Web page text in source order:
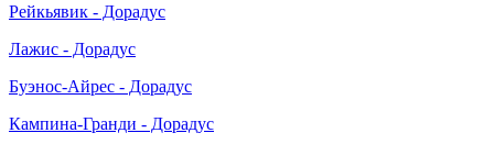
Рейкьявик - Дорадус
Лажис - Дорадус
Буэнос-Айрес - Дорадус
Кампина-Гранди - Дорадус